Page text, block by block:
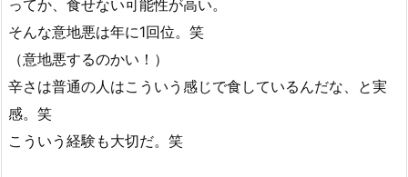
ってか、食せない可能性が高い。
そんな意地悪は年に1回位。笑
（意地悪するのかい！）
辛さは普通の人はこういう感じで食しているんだな、と実
感。笑
こういう経験も大切だ。笑